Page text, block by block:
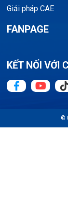
Giải pháp CAE
FANPAGE
KẾT NỐI VỚI
©